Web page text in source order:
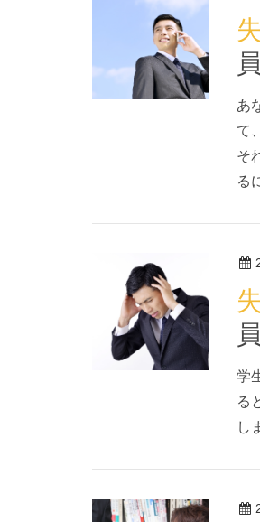
失敗するのが怖くてミスばかりする新入社
あ
て
そ
る
失敗するのが怖くてミスばかりする新入社
学
る
し